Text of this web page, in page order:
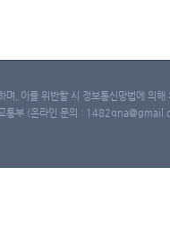
, 이를 위반할 시 정보통신망법에 의
통부 (온라인 문의 :